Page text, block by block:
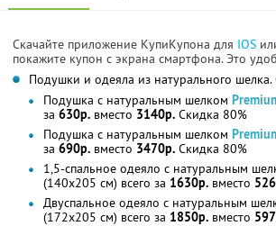
Скачайте приложение КупиКупона для IOS
покажите купон с экрана смартфона. Это
Подушки и одеяла из натурального
Подушка с натуральным шелком
за 630р. вместо 3140р. Скидка 80%
Подушка с натуральным шелком
за 690р. вместо 3470р. Скидка 80%
1,5-спальное одеяло с натуральным
(140х205 см) всего за 1630р. вместо
Двуспальное одеяло с натуральным
(172х205 см) всего за 1850р. вместо